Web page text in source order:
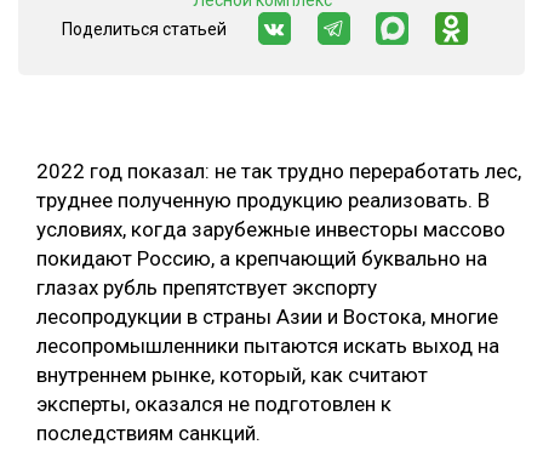
СУШКА ДРЕВЕСИНЫ
2022 год показал: не так трудно переработать лес,
труднее полученную продукцию реализовать. В
условиях, когда зарубежные инвесторы массово
покидают Россию, а крепчающий буквально на
глазах рубль препятствует экспорту
лесопродукции в страны Азии и Востока, многие
лесопромышленники пытаются искать выход на
внутреннем рынке, который, как считают
эксперты, оказался не подготовлен к
последствиям санкций.
Поделиться статьей